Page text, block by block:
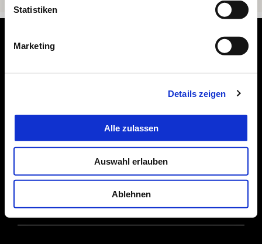
Statistiken
Marketing
Details zeigen
Alle zulassen
Auswahl erlauben
Ablehnen
DIE WELT VON APRILIA